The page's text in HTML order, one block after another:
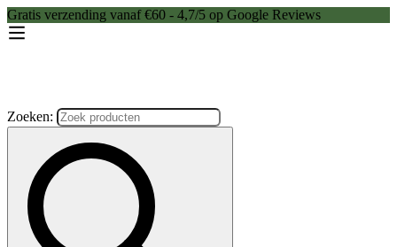
Gratis verzending vanaf €60 - 4,7/5 op Google Reviews
Zoeken: